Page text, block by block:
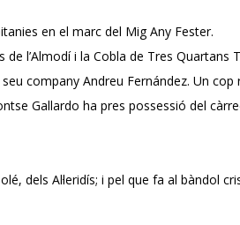
en el marc del Mig Any Fester.
l’Almodí i la Cobla de Tres
company Andreu Fernández. Un cop
Gallardo ha pres possessió del
dels Al·leridís; i pel que fa al bàndol